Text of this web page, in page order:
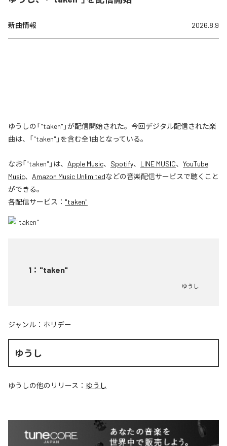
新曲情報 2026.8.9
ゆうしの「"taken"」が配信開始された。今回デジタル配信された楽
曲は、「"taken"」を含む全1曲となっている。
なお「"taken" 」は、 Apple Music、 Spotify、 LINE MUSIC、 YouTube
Music、 Amazon Music Unlimitedなどの音楽配信サービスで聴くこと
ができる。
各配信サービス： "taken"
1 ： "taken"
ゆうし
ジャンル： ホリデー
ゆうし
ゆうしの他のリリース： ゆうし